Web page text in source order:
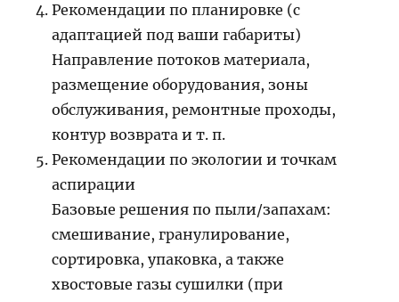
Рекомендации по планировке (с
адаптацией под ваши габариты)
Направление потоков материала,
размещение оборудования, зоны
обслуживания, ремонтные проходы,
контур возврата и т. п.
Рекомендации по экологии и точкам
аспирации
Базовые решения по пыли/запахам:
смешивание, гранулирование,
сортировка, упаковка, а также
хвостовые газы сушилки (при